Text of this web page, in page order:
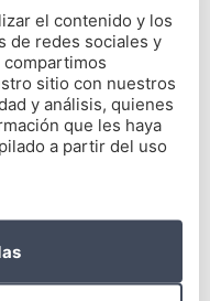
cirugía oral e
el contenido y los
de redes sociales y
sitio con nuestros
y análisis, quienes
que les haya
a partir del uso